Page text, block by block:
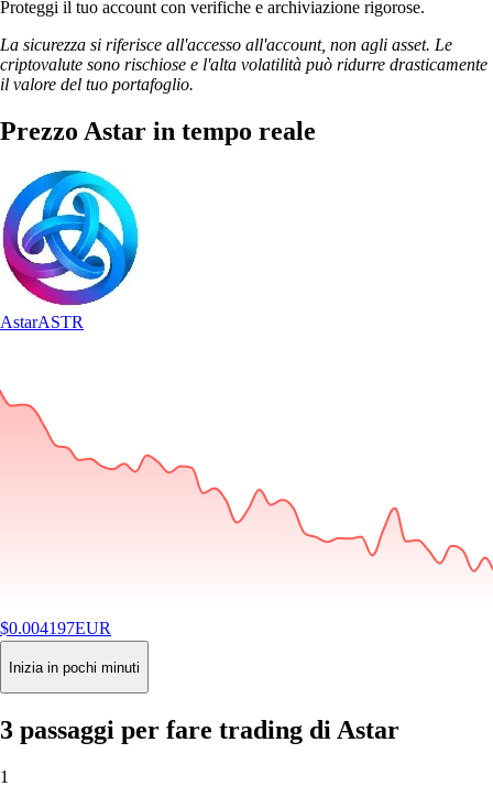
Proteggi il tuo account con verifiche e archiviazione rigorose.
La sicurezza si riferisce all'accesso all'account, non agli asset. Le
criptovalute sono rischiose e l'alta volatilità può ridurre drasticamente
il valore del tuo portafoglio.
Prezzo Astar in tempo reale
AstarASTR
$0.004197EUR
-1.48%24H
Buy
Inizia in pochi minuti
3 passaggi per fare trading di Astar
1